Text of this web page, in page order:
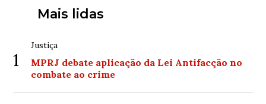
Mais lidas
1
Justiça
MPRJ debate aplicação da Lei Antifacção no
combate ao crime